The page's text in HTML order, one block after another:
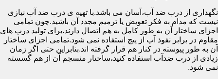
نگهداری از درب ضد آب،آسان می باشد.با تهیه ی درب ضد آب نیازی
نیست که مدام به فکر تعویض یا ترمیم مجدد آن باشید.چون تمامی
اجزای ساختار آن به طور کامل به هم اتصال دارند.برای تولید درب های
مقاوم در برابر نفوذ آب از پیچ استفاده نمی شود.تمامی اجزای ساختار
آن به طور پیوسته در کنار هم قرار گرفته اند.بنابراین حتی اگر زمان
زیادی از درب ضدآب استفاده کنید،ساختار منسجم آن از هم گسسته
نمی شود.